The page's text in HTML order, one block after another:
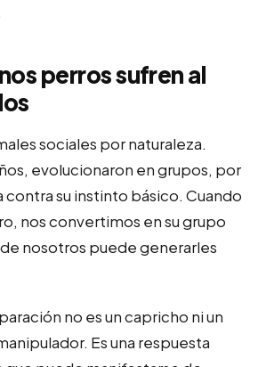
perros sufren al
sociales por naturaleza.
evolucionaron en grupos, por
contra su instinto básico. Cuando
nos convertimos en su grupo
nosotros puede generarles
no es un capricho ni un
Es una respuesta